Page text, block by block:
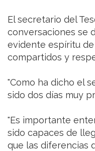
El secretario del
conversaciones se
evidente espíritu
compartidos y
"Como ha dicho el
sido dos días muy
"Es importante
sido capaces de
que las diferencias